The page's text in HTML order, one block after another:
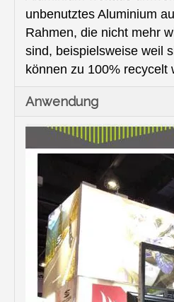
unbenutztes Aluminium
Rahmen, die nicht mehr
sind, beispielsweise weil
können zu 100% recycelt
Anwendung